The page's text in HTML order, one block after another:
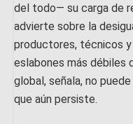
del todo— su carga de
advierte sobre la
productores, técnicos
eslabones más débiles
global, señala, no
que aún persiste.